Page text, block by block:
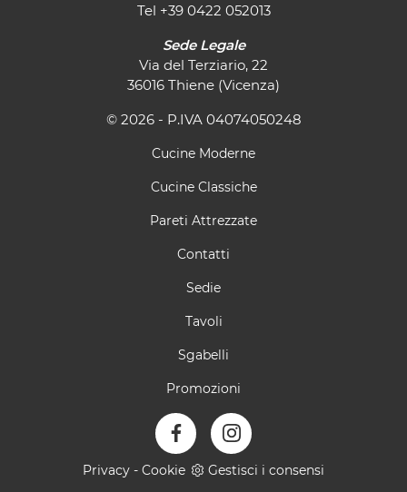
Tel +39 0422 052013
Sede Legale
Via del Terziario, 22
36016 Thiene (Vicenza)
© 2026 - P.IVA 04074050248
Cucine Moderne
Cucine Classiche
Pareti Attrezzate
Contatti
Sedie
Tavoli
Sgabelli
Promozioni
Privacy - Cookie Gestisci i consensi